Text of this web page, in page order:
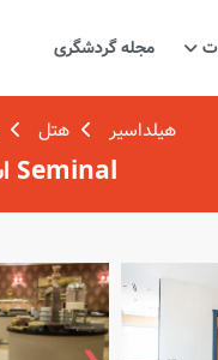
مجله گردشگری
هیلداسیر هتل
Seminal استانبول